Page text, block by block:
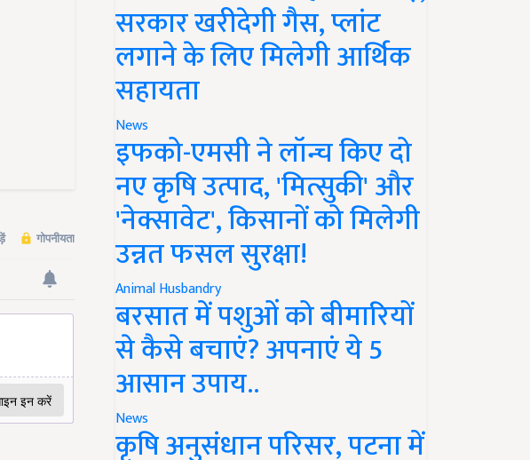
सरकार खरीदेगी गैस, प्लांट
लगाने के लिए मिलेगी आर्थिक
सहायता
News
इफको-एमसी ने लॉन्च किए दो
नए कृषि उत्पाद, 'मित्सुकी' और
'नेक्सावेट', किसानों को मिलेगी
उन्नत फसल सुरक्षा!
Animal Husbandry
बरसात में पशुओं को बीमारियों
से कैसे बचाएं? अपनाएं ये 5
आसान उपाय..
News
कृषि अनुसंधान परिसर, पटना में